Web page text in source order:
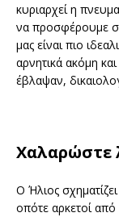
κυριαρχεί η
να προσφέρουμε
μας είναι πιο
αρνητικά ακόμη
έβλαψαν,
Χαλαρώστε
Ο Ήλιος
οπότε αρκετοί